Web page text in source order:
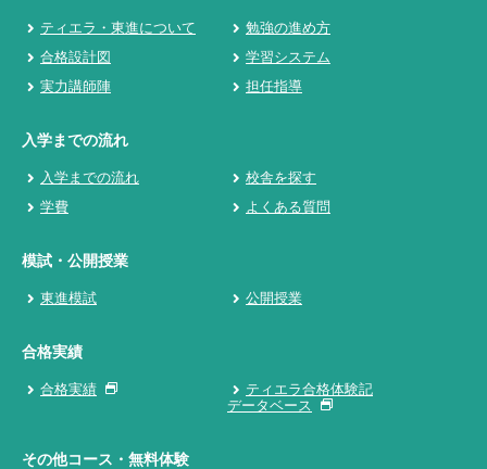
ティエラ・東進について
勉強の進め方
合格設計図
学習システム
実力講師陣
担任指導
入学までの流れ
入学までの流れ
校舎を探す
学費
よくある質問
模試・公開授業
東進模試 公開授業
合格実績
合格実績
ティエラ合格体験記
データベース
その他コース・無料体験